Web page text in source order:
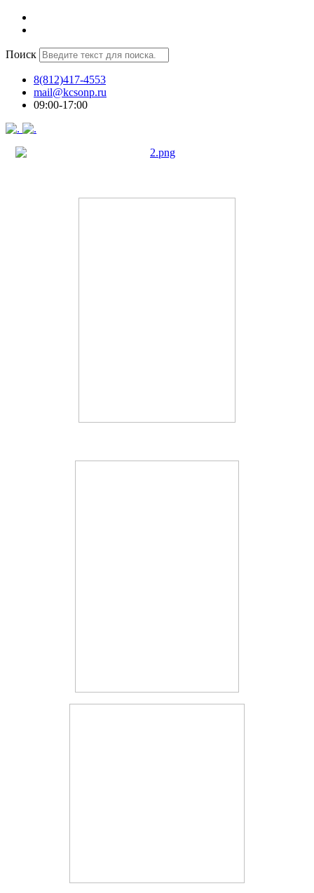
Поиск
8(812)417-4553
mail@kcsonp.ru
09:00-17:00